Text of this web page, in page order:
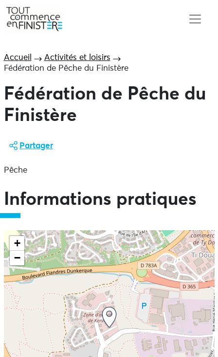
Accueil
Activités et loisirs
Fédération de Pêche du Finistère
Fédération de Pêche du
Finistère
Partager
Pêche
Informations pratiques
+
−